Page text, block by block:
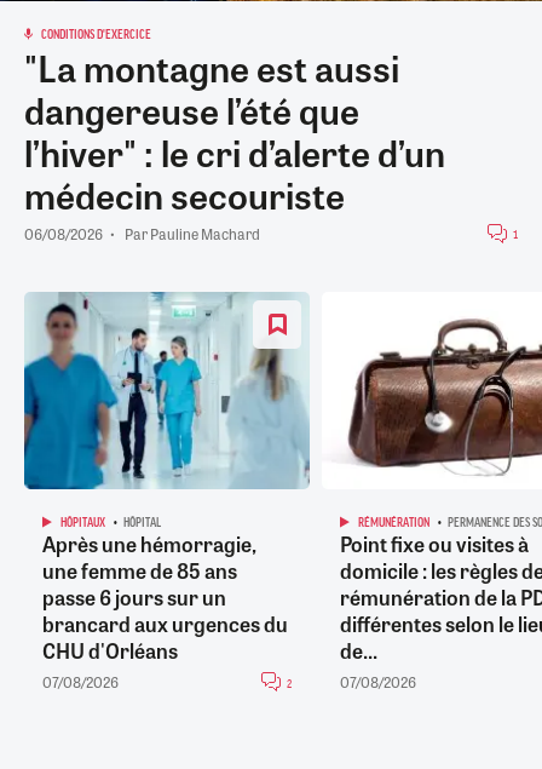
CONDITIONS D'EXERCICE
"La montagne est aussi
dangereuse l’été que
l’hiver" : le cri d’alerte d’un
médecin secouriste
06/08/2026 ParPauline Machard 1
HÔPITAUX HÔPITAL
Après une hémorragie,
une femme de 85 ans
passe 6 jours sur un
brancard aux urgences du
CHU d'Orléans
07/08/2026 2
RÉMUNÉRATION PERMANENCE DES
Point fixe ou visites à
domicile : les règles
rémunération de la
différentes selon le
de...
07/08/2026